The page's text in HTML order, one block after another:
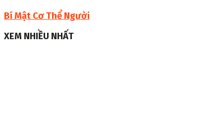
Bí Mật Cơ Thể Người
XEM NHIỀU NHẤT